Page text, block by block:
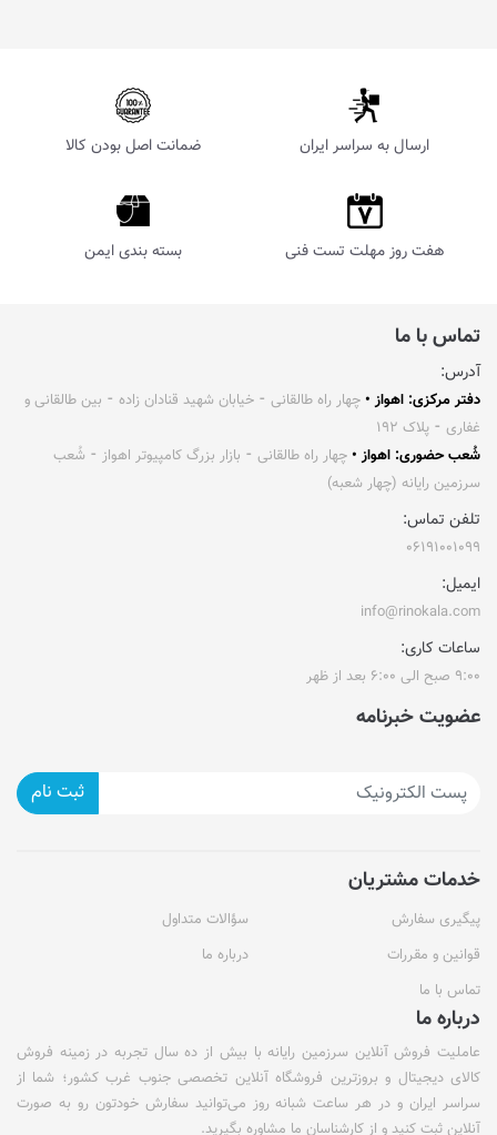
ارسال به سراسر ایران ضمانت اصل بودن کالا
هفت روز مهلت تست فنی بسته بندی ایمن
تماس با ما
آدرس:
دفتر مرکزی: اهواز • چهار راه طالقانی ⁃ خیابان شهید قنادان زاده ⁃ بین طالقانی و
غفاری ⁃ پلاک ۱۹۲
شُعب حضوری: اهواز • چهار راه طالقانی ⁃ بازار بزرگ کامپیوتر اهواز ⁃ شُعب
سرزمین رایانه (چهار شعبه)
تلفن تماس:
۰۶۱۹۱۰۰۱۰۹۹
ایمیل:
info@rinokala.com
ساعات کاری:
۹:۰۰ صبح الی ۶:۰۰ بعد از ظهر
عضویت خبرنامه
ثبت نام
خدمات مشتریان
پیگیری سفارش
سؤالات متداول
قوانین و مقررات
درباره ما
تماس با ما
درباره ما
عاملیت فروش آنلاین سرزمین رایانه با بیش از ده سال تجربه در زمینه فروش
کالای دیجیتال و بروزترین فروشگاه آنلاین تخصصی جنوب غرب کشور؛ شما از
سراسر ایران و در هر ساعت شبانه روز می‌توانید سفارش خودتون رو به صورت
آنلاین ثبت کنید و از کارشناسان ما مشاوره بگیرید.